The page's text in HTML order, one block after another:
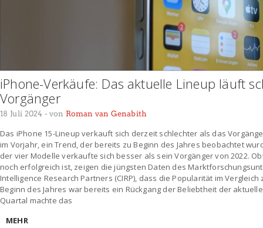
iPhone-Verkäufe: Das aktuelle Lineup läuft
Vorgänger
18 Juli 2024 - von Roman van Genabith
Das iPhone 15-Lineup verkauft sich derzeit schlechter als das
im Vorjahr, ein Trend, der bereits zu Beginn des Jahres beobachtet
der vier Modelle verkaufte sich besser als sein Vorgänger von 2022.
noch erfolgreich ist, zeigen die jüngsten Daten des
Intelligence Research Partners (CIRP), dass die Popularität im
Beginn des Jahres war bereits ein Rückgang der Beliebtheit der
Quartal machte das
MEHR